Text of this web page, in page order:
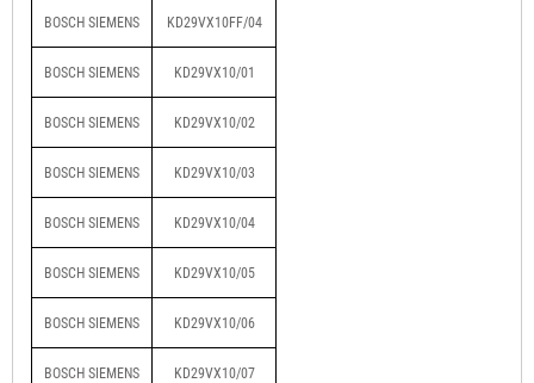
BOSCH SIEMENS KD29VX10FF/04
BOSCH SIEMENS KD29VX10/01
BOSCH SIEMENS KD29VX10/02
BOSCH SIEMENS KD29VX10/03
BOSCH SIEMENS KD29VX10/04
BOSCH SIEMENS KD29VX10/05
BOSCH SIEMENS KD29VX10/06
BOSCH SIEMENS KD29VX10/07